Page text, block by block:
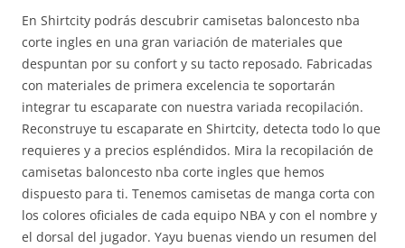
En Shirtcity podrás descubrir camisetas baloncesto nba
corte ingles en una gran variación de materiales que
despuntan por su confort y su tacto reposado. Fabricadas
con materiales de primera excelencia te soportarán
integrar tu escaparate con nuestra variada recopilación.
Reconstruye tu escaparate en Shirtcity, detecta todo lo que
requieres y a precios espléndidos. Mira la recopilación de
camisetas baloncesto nba corte ingles que hemos
dispuesto para ti. Tenemos camisetas de manga corta con
los colores oficiales de cada equipo NBA y con el nombre y
el dorsal del jugador. Yayu buenas viendo un resumen del